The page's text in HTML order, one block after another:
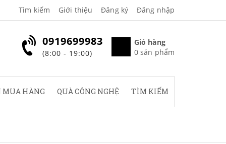
Tìm kiếm Giới thiệu Đăng ký Đăng nhập
Giỏ hàng
0 sản phẩm
0919699983
(8:00 - 19:00)
MUA HÀNG QUÀ CÔNG NGHỆ TÌM KIẾM